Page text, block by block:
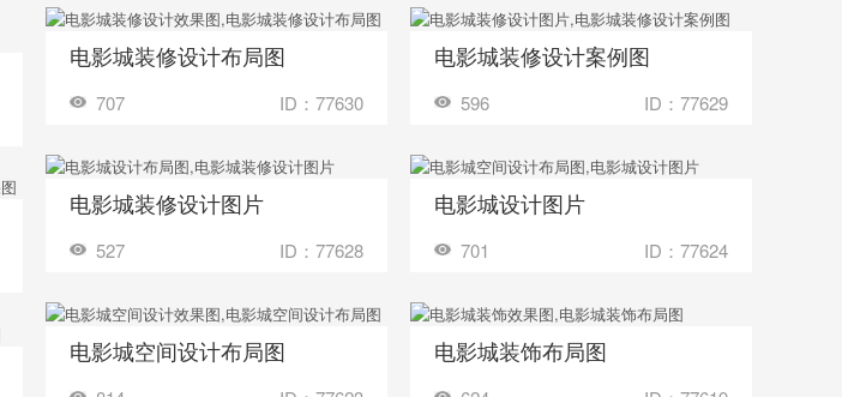
收藏 装修成这样要花多少钱？
电影城装修设计布局图
707 ID：77630
收藏 装修成这样要花多少钱？
电影城装修设计案例图
596 ID：77629
收藏 装修成这样要花多少钱？
电影城装修设计图片
527 ID：77628
收藏 装修成这样要花多少钱？
电影城设计图片
701 ID：77624
收藏 装修成这样要花多少钱？
电影城空间设计布局图 收藏 装修成这样要花多少钱？
电影城装饰布局图